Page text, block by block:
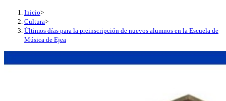
Inicio>
Cultura>
Últimos días para la preinscripción de nuevos alumnos en la Escuela de
Música de Ejea